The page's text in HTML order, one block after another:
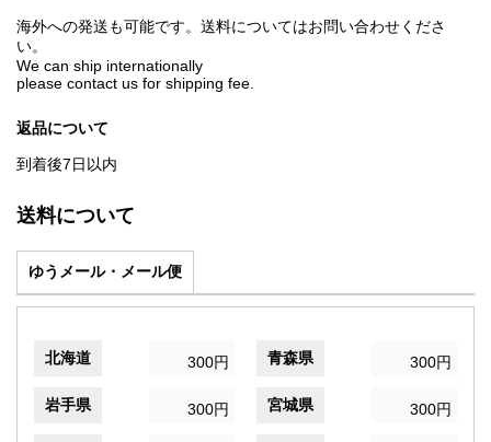
海外への発送も可能です。送料についてはお問い合わせくださ
い。
We can ship internationally
please contact us for shipping fee.
返品について
到着後7日以内
送料について
ゆうメール・メール便
北海道 300円 青森県 300円
岩手県 300円 宮城県 300円